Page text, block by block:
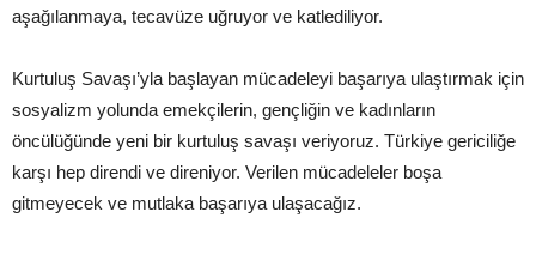
aşağılanmaya, tecavüze uğruyor ve katlediliyor.
Kurtuluş Savaşı’yla başlayan mücadeleyi başarıya ulaştırmak için
sosyalizm yolunda emekçilerin, gençliğin ve kadınların
öncülüğünde yeni bir kurtuluş savaşı veriyoruz. Türkiye gericiliğe
karşı hep direndi ve direniyor. Verilen mücadeleler boşa
gitmeyecek ve mutlaka başarıya ulaşacağız.